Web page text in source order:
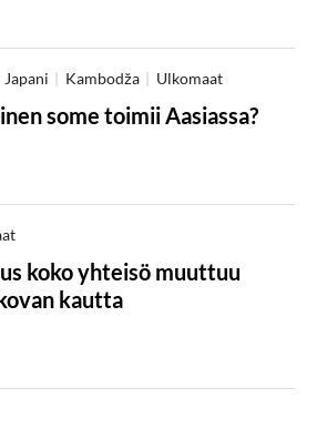
Japani Kambodža Ulkomaat
some toimii Aasiassa?
koko yhteisö muuttuu
kautta